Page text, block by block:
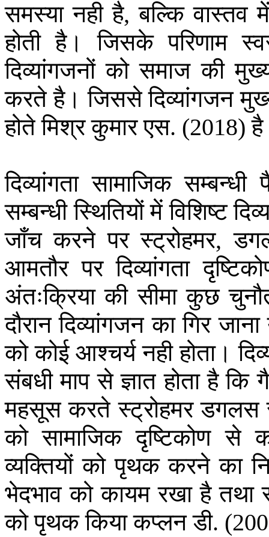
समस्या नही है,बल्कि वास्तव
होती है। जिसके परिणाम
दिव्यांगजनों को समाज की
करते है। जिससे दिव्यांगजन
होते मिश्र कुमार एस. (2018)
दिव्यांगता सामाजिक सम्बन्धी
सम्बन्धी स्थितियों में विशिष्ट
जाँच करने पर स्ट्रोहमर,
आमतौर पर दिव्यांगता
अंतःक्रिया की सीमा कुछ
दौरान दिव्यांगजन का गिर जाना
को कोई आश्चर्य नही होता।
संबधी माप से ज्ञात होता है कि
महसूस करते स्ट्रोहमर डगलस
को सामाजिक दृष्टिकोण से
व्यक्तियों को पृथक करने का
भेदभाव को कायम रखा है तथा
को पृथक किया कप्लन डी.